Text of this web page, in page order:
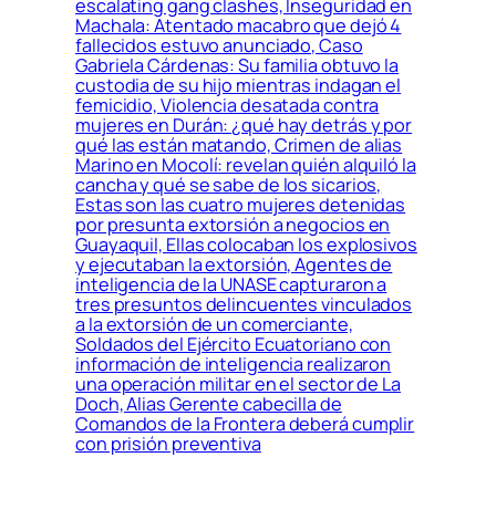
escalating gang clashes, Inseguridad en
Machala: Atentado macabro que dejó 4
fallecidos estuvo anunciado, Caso
Gabriela Cárdenas: Su familia obtuvo la
custodia de su hijo mientras indagan el
femicidio, Violencia desatada contra
mujeres en Durán: ¿qué hay detrás y por
qué las están matando, Crimen de alias
Marino en Mocolí: revelan quién alquiló la
cancha y qué se sabe de los sicarios,
Estas son las cuatro mujeres detenidas
por presunta extorsión a negocios en
Guayaquil, Ellas colocaban los explosivos
y ejecutaban la extorsión, Agentes de
inteligencia de la UNASE capturaron a
tres presuntos delincuentes vinculados
a la extorsión de un comerciante,
Soldados del Ejército Ecuatoriano con
información de inteligencia realizaron
una operación militar en el sector de La
Doch, Alias Gerente cabecilla de
Comandos de la Frontera deberá cumplir
con prisión preventiva